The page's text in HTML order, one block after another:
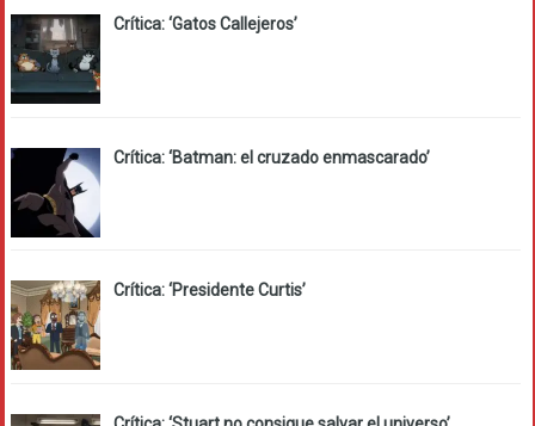
Crítica: ‘Gatos Callejeros’
Crítica: ‘Batman: el cruzado enmascarado’
Crítica: ‘Presidente Curtis’